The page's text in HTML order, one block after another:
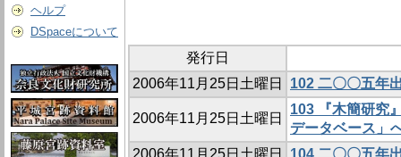
ヘルプ
DSpaceについて
発行日
2006年11月25日土曜日
102 二〇〇五年
2006年11月25日土曜日
103 『木簡研究
データベース」